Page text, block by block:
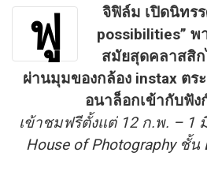
ฟู
จิฟิล์ม เปิดนิทร
possibilities”
สมัยสุดคลาสสิ
ผ่านมุมของกล้อง instax ตร
อนาล็อกเข้ากับฟั
เข้าชมฟรีตั้งแต่ 12 ก.พ. – 1
House of Photography ชั้